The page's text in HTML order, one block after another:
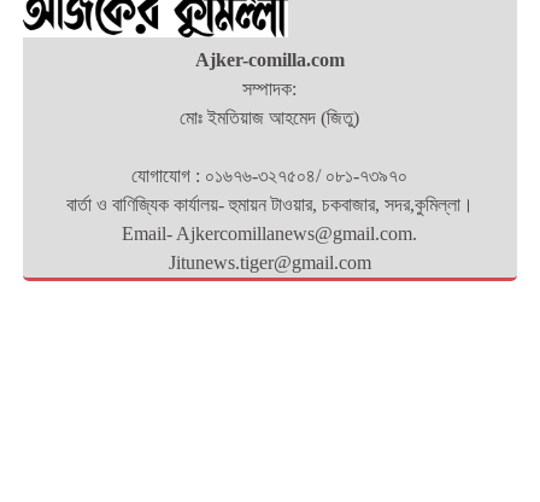
Ajker-comilla.com
সম্পাদক:
মোঃ ইমতিয়াজ আহমেদ (জিতু)
যোগাযোগ : ০১৬৭৬-৩২৭৫০৪/ ০৮১-৭৩৯৭০
বার্তা ও বাণিজ্যিক কার্যালয়- হুমায়ন টাওয়ার, চকবাজার, সদর,কুমিল্লা।
Email- Ajkercomillanews@gmail.com.
Jitunews.tiger@gmail.com